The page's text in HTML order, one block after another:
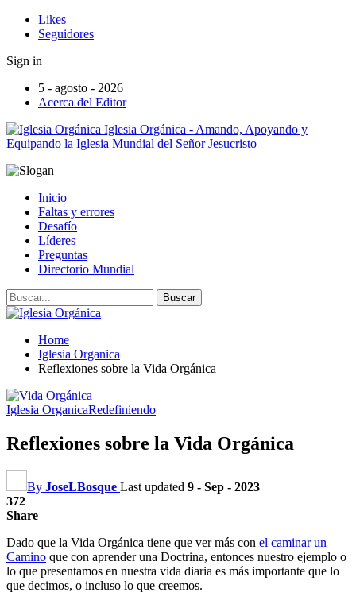
Likes
Seguidores
Sign in
5 - agosto - 2026
Acerca del Editor
Iglesia Orgánica - Amando, Apoyando y
Equipando la Iglesia Mundial del Señor Jesucristo
Inicio
Faltas y errores
Desafío
Líderes
Preguntas
Directorio Mundial
Home
Iglesia Organica
Reflexiones sobre la Vida Orgánica
Iglesia OrganicaRedefiniendo
Reflexiones sobre la Vida Orgánica
By JoseLBosque Last updated 9 - Sep - 2023
372
Share
Dado que la Vida Orgánica tiene que ver más con el caminar un
Camino que con aprender una Doctrina, entonces nuestro ejemplo o
lo que presentamos en nuestra vida diaria es más importante que lo
que decimos, o incluso lo que creemos.